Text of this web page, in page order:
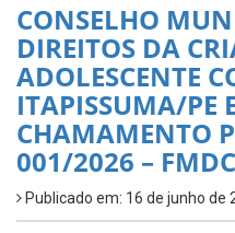
CONSELHO
DIREITOS DA
ADOLESCENTE
ITAPISSUMA/PE
CHAMAMENTO
001/2026 –
Publicado em: 16 de junho de